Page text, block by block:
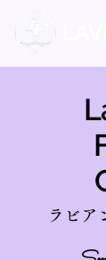
ラビア